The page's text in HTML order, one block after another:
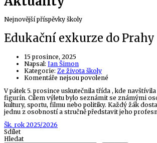
Nejnovější příspěvky školy
Edukační exkurze do Prahy
15 prosince, 2025
Napsal: Author
Jan Šimon
Kategorie: Ze života školy
Komentáře nejsou povolené
s
názvem
Edukační
exkurze
V pátek 5. prosince uskutečnila třída , kde
figurín. Cílem výletu bylo seznámit se známými
kultury, sportu, filmu nebo politiky. Každý žák
jednu z osobností a stručně představit jeho
Tags
Šk. rok 2025/2026
Sdílet
Hledat